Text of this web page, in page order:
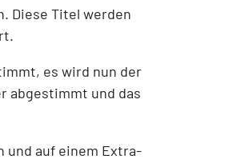
Diese Titel werden
es wird nun der
abgestimmt und das
und auf einem Extra-